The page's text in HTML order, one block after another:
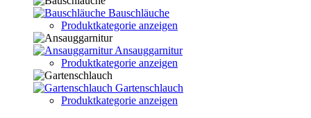
Bauschläuche
Produktkategorie anzeigen
Ansauggarnitur
Produktkategorie anzeigen
Gartenschlauch
Produktkategorie anzeigen